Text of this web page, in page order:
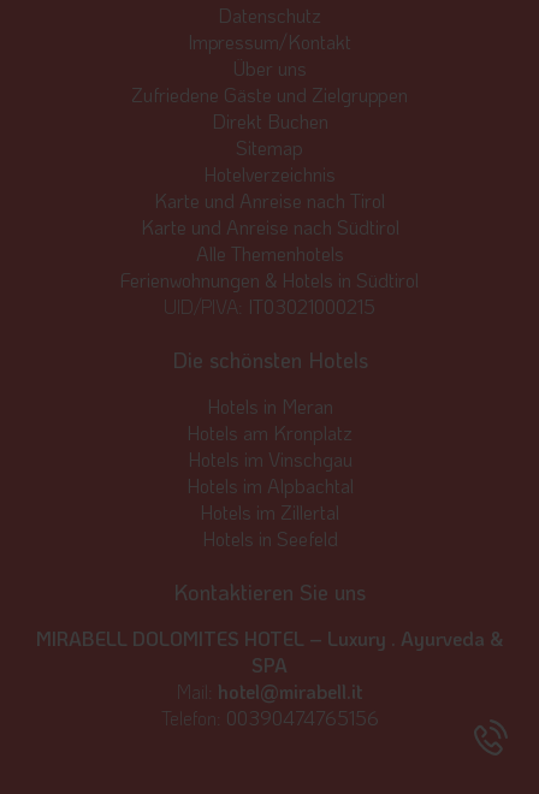
Datenschutz
Impressum/Kontakt
Über uns
Zufriedene Gäste und Zielgruppen
Direkt Buchen
Sitemap
Hotelverzeichnis
Karte und Anreise nach Tirol
Karte und Anreise nach Südtirol
Alle Themenhotels
Ferienwohnungen & Hotels in Südtirol
UID/PIVA: IT03021000215
Die schönsten Hotels
Hotels in Meran
Hotels am Kronplatz
Hotels im Vinschgau
Hotels im Alpbachtal
Hotels im Zillertal
Hotels in Seefeld
Kontaktieren Sie uns
MIRABELL DOLOMITES HOTEL – Luxury . Ayurveda &
SPA
Mail: hotel@mirabell.it
Telefon: 00390474765156